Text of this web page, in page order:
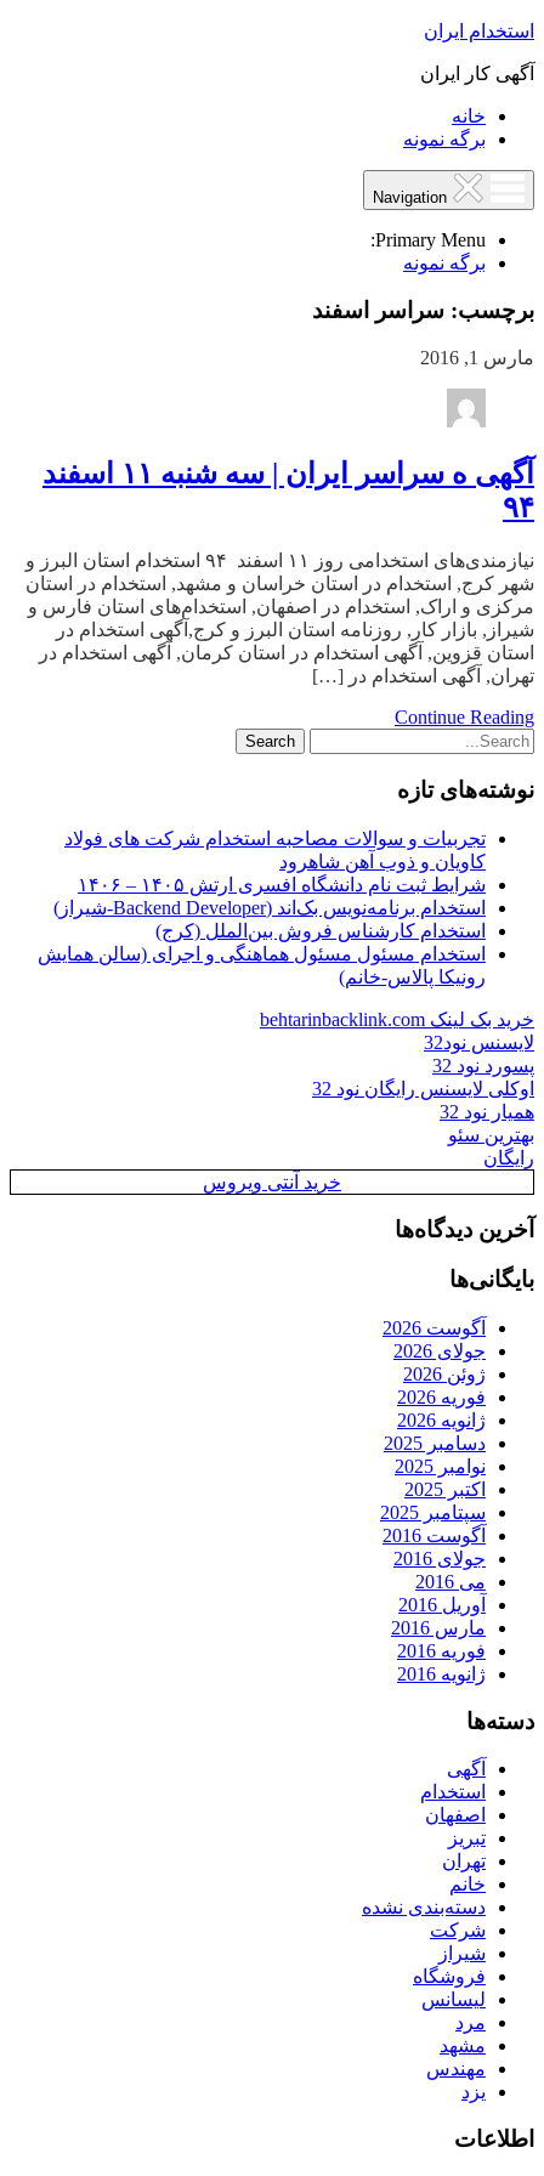
استخدام ایران
آگهی کار ایران
خانه
برگه نمونه
Primary Menu:
برگه نمونه
برچسب: سراسر اسفند
مارس 1, 2016
آگهی ه سراسر ایران | سه شنبه ۱۱ اسفند
۹۴
نیازمندی‌های استخدامی‌ روز ۱۱ اسفند ۹۴ استخدام استان البرز و
شهر کرج, استخدام در استان خراسان و مشهد, استخدام در استان
مرکزی و اراک, استخدام در اصفهان, استخدام‌های استان فارس و
شیراز, بازار کار, روزنامه استان البرز و کرج,آگهی استخدام در
استان قزوین, آگهی استخدام در استان کرمان, آگهی استخدام در
تهران, آگهی استخدام در […]
Continue Reading
نوشته‌های تازه
تجربیات و سوالات مصاحبه استخدام شرکت های فولاد
کاویان و ذوب آهن شاهرود
شرایط ثبت نام دانشگاه افسری ارتش ۱۴۰۵ – ۱۴۰۶
استخدام برنامه‌نویس بک‌اند (Backend Developer-شیراز)
استخدام کارشناس فروش بین‌الملل (کرج)
استخدام مسئول مسئول هماهنگی و اجرای (سالن همایش
رونیکا پالاس-خانم)
خرید بک لینک behtarinbacklink.com
لایسنس نود32
پسورد نود 32
اوکلی لایسنس رایگان نود 32
همیار نود 32
بهترین سئو
رایگان
خرید آنتی ویروس
آخرین دیدگاه‌ها
بایگانی‌ها
آگوست 2026
جولای 2026
ژوئن 2026
فوریه 2026
ژانویه 2026
دسامبر 2025
نوامبر 2025
اکتبر 2025
سپتامبر 2025
آگوست 2016
جولای 2016
می 2016
آوریل 2016
مارس 2016
فوریه 2016
ژانویه 2016
دسته‌ها
آگهی
استخدام
اصفهان
تبریز
تهران
خانم
دسته‌بندی نشده
شرکت
شیراز
فروشگاه
لیسانس
مرد
مشهد
مهندس
یزد
اطلاعات